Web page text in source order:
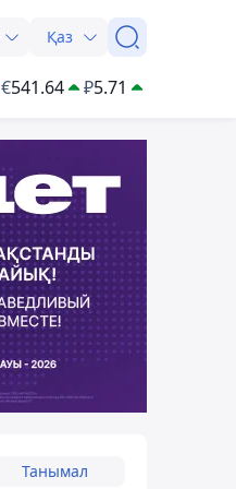
Қаз
€541.64 ₽5.71
Танымал